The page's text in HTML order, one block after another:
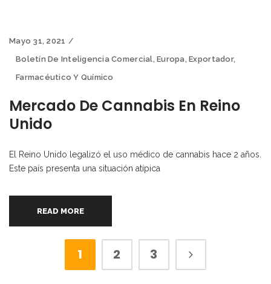
Mayo 31, 2021
Boletín De Inteligencia Comercial,Europa,Exportador,
Farmacéutico Y Químico
Mercado De Cannabis En Reino
Unido
El Reino Unido legalizó el uso médico de cannabis hace 2 años.
Este país presenta una situación atípica
READ MORE
1 2 3